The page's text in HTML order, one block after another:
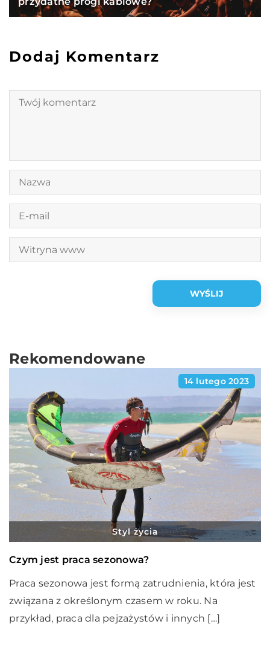
Dodaj Komentarz
Rekomendowane
14 lutego 2023
Styl życia
Czym jest praca sezonowa?
Praca sezonowa jest formą zatrudnienia, która jest
związana z określonym czasem w roku. Na
przykład, praca dla pejzażystów i innych […]